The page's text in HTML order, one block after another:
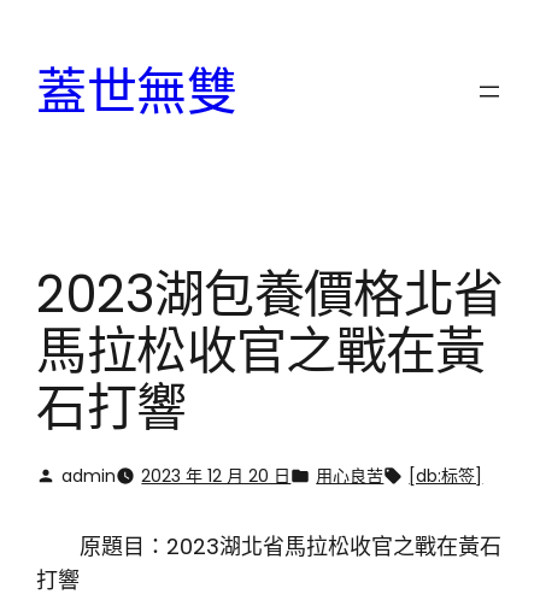
蓋世無雙
2023湖包養價格北省
馬拉松收官之戰在黃
石打響
admin 2023 年 12 月 20 日 用心良苦 [db:标签]
原題目：2023湖北省馬拉松收官之戰在黃石
打響